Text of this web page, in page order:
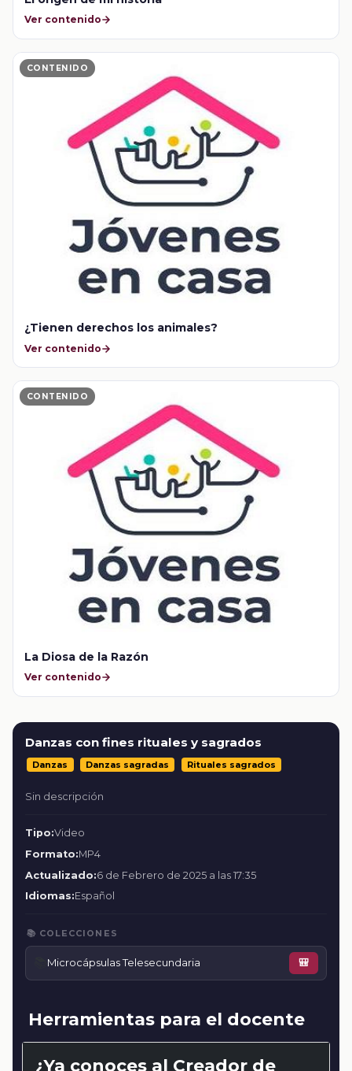
Ver contenido
CONTENIDO
¿Tienen derechos los animales?
Ver contenido
CONTENIDO
La Diosa de la Razón
Ver contenido
Danzas con fines rituales y sagrados
Danzas Danzas sagradas Rituales sagrados
Sin descripción
Tipo:Video
Formato:MP4
Actualizado:6 de Febrero de 2025 a las 17:35
Idiomas:Español
📚 COLECCIONES
Microcápsulas Telesecundaria 🎒
Herramientas para el docente
¿Ya conoces al Creador de